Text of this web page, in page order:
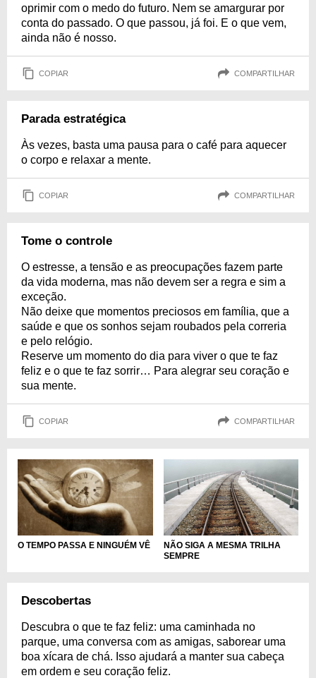
oprimir com o medo do futuro. Nem se amargurar por
conta do passado. O que passou, já foi. E o que vem,
ainda não é nosso.
COPIAR COMPARTILHAR
Parada estratégica
Às vezes, basta uma pausa para o café para aquecer
o corpo e relaxar a mente.
COPIAR COMPARTILHAR
Tome o controle
O estresse, a tensão e as preocupações fazem parte
da vida moderna, mas não devem ser a regra e sim a
exceção.
Não deixe que momentos preciosos em família, que a
saúde e que os sonhos sejam roubados pela correria
e pelo relógio.
Reserve um momento do dia para viver o que te faz
feliz e o que te faz sorrir… Para alegrar seu coração e
sua mente.
COPIAR COMPARTILHAR
O TEMPO PASSA E NINGUÉM VÊ
NÃO SIGA A MESMA TRILHA
SEMPRE
Descobertas
Descubra o que te faz feliz: uma caminhada no
parque, uma conversa com as amigas, saborear uma
boa xícara de chá. Isso ajudará a manter sua cabeça
em ordem e seu coração feliz.